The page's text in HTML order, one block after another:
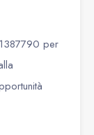
per